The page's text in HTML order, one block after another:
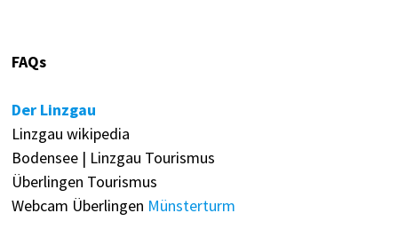
FAQs
Der Linzgau
Linzgau wikipedia
Bodensee | Linzgau Tourismus
Überlingen Tourismus
Webcam Überlingen Münsterturm